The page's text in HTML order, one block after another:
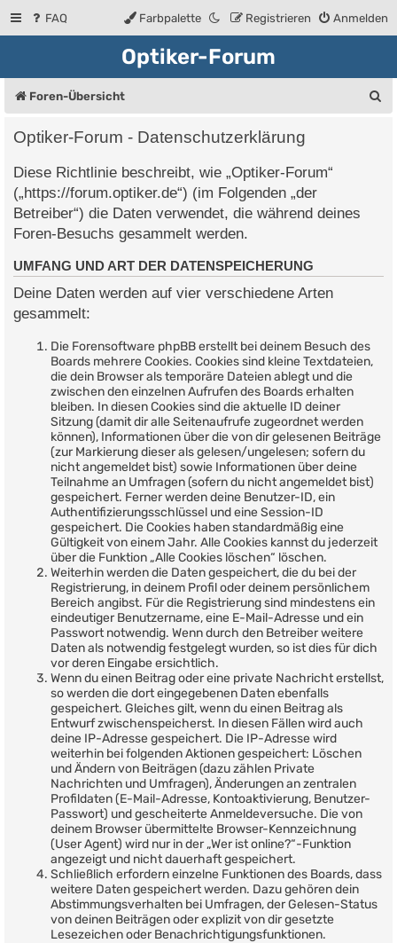
FAQ Anmelden
Registrieren
Farbpalette
Optiker-Forum
Foren-Übersicht
Optiker-Forum - Datenschutzerklärung
Diese Richtlinie beschreibt, wie „Optiker-Forum“
(„https://forum.optiker.de“) (im Folgenden „der
Betreiber“) die Daten verwendet, die während deines
Foren-Besuchs gesammelt werden.
UMFANG UND ART DER DATENSPEICHERUNG
Deine Daten werden auf vier verschiedene Arten
gesammelt:
Die Forensoftware phpBB erstellt bei deinem Besuch des
Boards mehrere Cookies. Cookies sind kleine Textdateien,
die dein Browser als temporäre Dateien ablegt und die
zwischen den einzelnen Aufrufen des Boards erhalten
bleiben. In diesen Cookies sind die aktuelle ID deiner
Sitzung (damit dir alle Seitenaufrufe zugeordnet werden
können), Informationen über die von dir gelesenen Beiträge
(zur Markierung dieser als gelesen/ungelesen; sofern du
nicht angemeldet bist) sowie Informationen über deine
Teilnahme an Umfragen (sofern du nicht angemeldet bist)
gespeichert. Ferner werden deine Benutzer-ID, ein
Authentifizierungsschlüssel und eine Session-ID
gespeichert. Die Cookies haben standardmäßig eine
Gültigkeit von einem Jahr. Alle Cookies kannst du jederzeit
über die Funktion „Alle Cookies löschen“ löschen.
Weiterhin werden die Daten gespeichert, die du bei der
Registrierung, in deinem Profil oder deinem persönlichem
Bereich angibst. Für die Registrierung sind mindestens ein
eindeutiger Benutzername, eine E-Mail-Adresse und ein
Passwort notwendig. Wenn durch den Betreiber weitere
Daten als notwendig festgelegt wurden, so ist dies für dich
vor deren Eingabe ersichtlich.
Wenn du einen Beitrag oder eine private Nachricht erstellst,
so werden die dort eingegebenen Daten ebenfalls
gespeichert. Gleiches gilt, wenn du einen Beitrag als
Entwurf zwischenspeicherst. In diesen Fällen wird auch
deine IP-Adresse gespeichert. Die IP-Adresse wird
weiterhin bei folgenden Aktionen gespeichert: Löschen
und Ändern von Beiträgen (dazu zählen Private
Nachrichten und Umfragen), Änderungen an zentralen
Profildaten (E-Mail-Adresse, Kontoaktivierung, Benutzer-
Passwort) und gescheiterte Anmeldeversuche. Die von
deinem Browser übermittelte Browser-Kennzeichnung
(User Agent) wird nur in der „Wer ist online?“-Funktion
angezeigt und nicht dauerhaft gespeichert.
Schließlich erfordern einzelne Funktionen des Boards, dass
weitere Daten gespeichert werden. Dazu gehören dein
Abstimmungsverhalten bei Umfragen, der Gelesen-Status
von deinen Beiträgen oder explizit von dir gesetzte
Lesezeichen oder Benachrichtigungsfunktionen.